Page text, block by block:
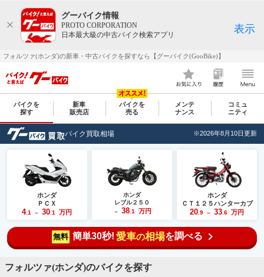
グーバイク情報
PROTO CORPORATION
日本最大級の中古バイク検索アプリ
表示
フォルツァ(ホンダ)の新車・中古バイクを探すなら【グーバイク(GooBike)】
バイクを
探す
新車
販売店
バイクを
売る
メンテ
ナンス
コミュ
ニティ
バイク買取相場 ※2026年8月10日更新
ホンダ
ＰＣＸ
4.1 ～ 30 .1 万円
ホンダ
レブル２５０
～ 38.1 万円
ホンダ
ＣＴ１２５ハンターカブ
20 .9 ～ 33 .6 万円
無料 簡単30秒! 愛車の相場を調べる
フォルツァ(ホンダ)のバイクを探す